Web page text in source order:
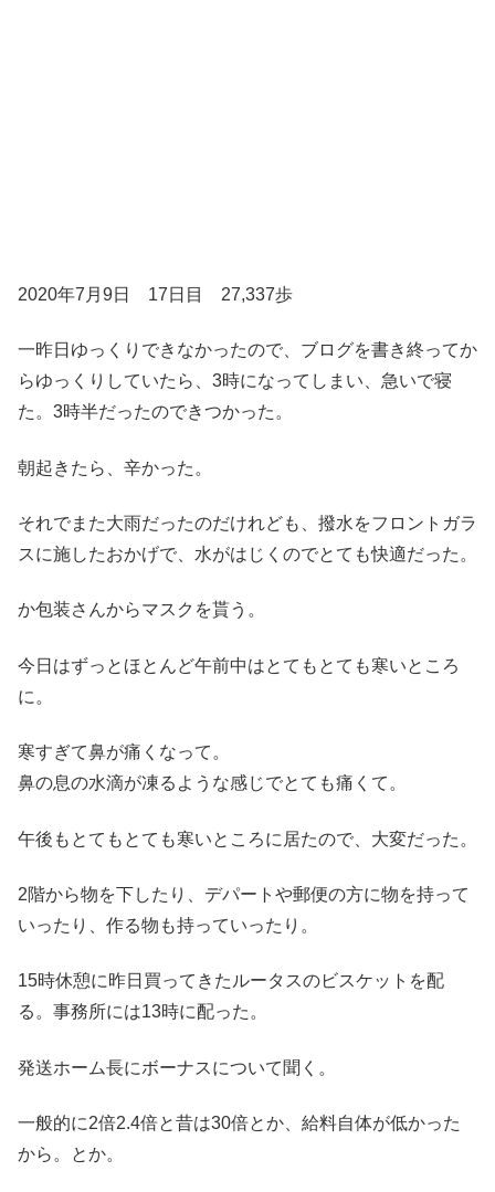
2020年7月9日 17日目 27,337歩
一昨日ゆっくりできなかったので、ブログを書き終ってか
らゆっくりしていたら、3時になってしまい、急いで寝
た。3時半だったのできつかった。
朝起きたら、辛かった。
それでまた大雨だったのだけれども、撥水をフロントガラ
スに施したおかげで、水がはじくのでとても快適だった。
か包装さんからマスクを貰う。
今日はずっとほとんど午前中はとてもとても寒いところ
に。
寒すぎて鼻が痛くなって。
鼻の息の水滴が凍るような感じでとても痛くて。
午後もとてもとても寒いところに居たので、大変だった。
2階から物を下したり、デパートや郵便の方に物を持って
いったり、作る物も持っていったり。
15時休憩に昨日買ってきたルータスのビスケットを配
る。事務所には13時に配った。
発送ホーム長にボーナスについて聞く。
一般的に2倍2.4倍と昔は30倍とか、給料自体が低かった
から。とか。